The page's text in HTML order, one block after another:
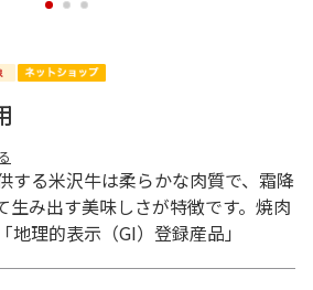
1 2 3
する米沢牛は柔らかな肉質で、霜降
生み出す美味しさが特徴です。焼肉
地理的表示（GI）登録産品」